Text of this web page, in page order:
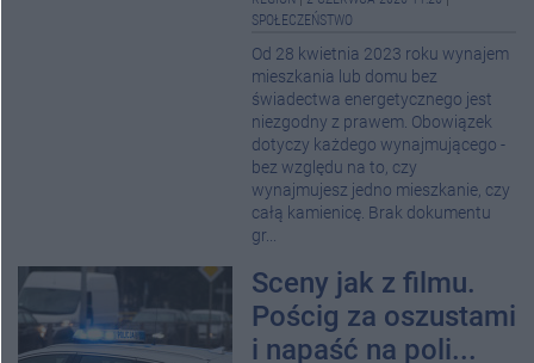
SPOŁECZEŃSTWO
Od 28 kwietnia 2023 roku wynajem
mieszkania lub domu bez
świadectwa energetycznego jest
niezgodny z prawem. Obowiązek
dotyczy każdego wynajmującego -
bez względu na to, czy
wynajmujesz jedno mieszkanie, czy
całą kamienicę. Brak dokumentu
gr...
Sceny jak z filmu.
Pościg za oszustami
i napaść na poli...